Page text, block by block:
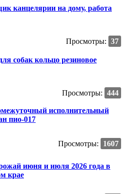
канцелярии на дому, работа
Просмотры: 37
собак кольцо резиновое
Просмотры: 444
исполнительный
пио-017
Просмотры: 1607
июня и июля 2026 года в
крае